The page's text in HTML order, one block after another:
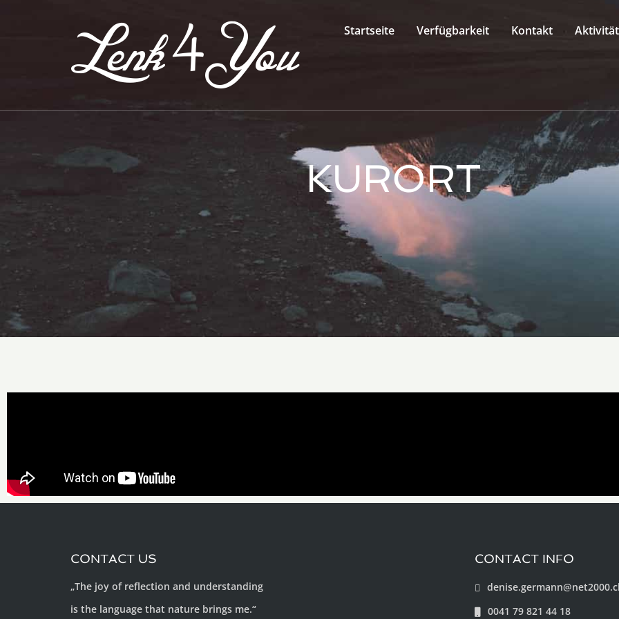
Startseite Verfügbarkeit Kontakt
KURORT
CONTACT US
„The joy of reflection and understanding
is the language that nature brings me.“
CONTACT INFO
0041 79 821 44 18